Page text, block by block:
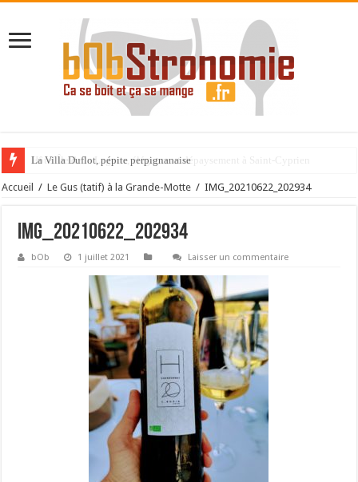
La Villa Duflot, pépite perpignanaise
Accueil / Le Gus (tatif) à la Grande-Motte / IMG_20210622_202934
IMG_20210622_202934
bOb 1 juillet 2021 Laisser un commentaire